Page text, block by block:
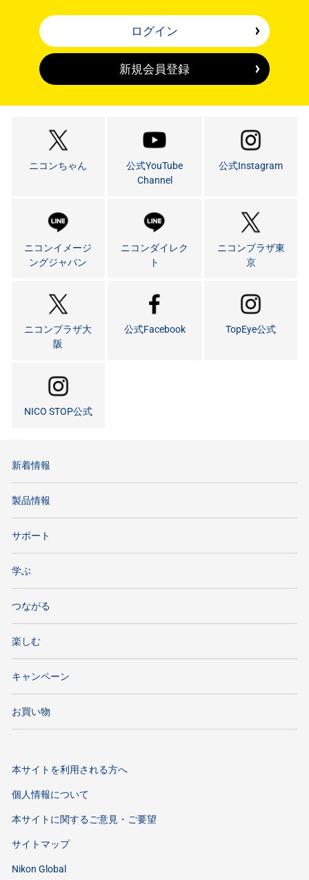
ログイン
新規会員登録
ニコンちゃん
公式YouTube
Channel
公式Instagram
ニコンイメージ
ングジャパン
ニコンダイレク
ト
ニコンプラザ東
京
ニコンプラザ大
阪
公式Facebook TopEye公式
NICO STOP公式
新着情報
製品情報
サポート
学ぶ
つながる
楽しむ
キャンペーン
お買い物
本サイトを利用される方へ
個人情報について
本サイトに関するご意見・ご要望
サイトマップ
Nikon Global